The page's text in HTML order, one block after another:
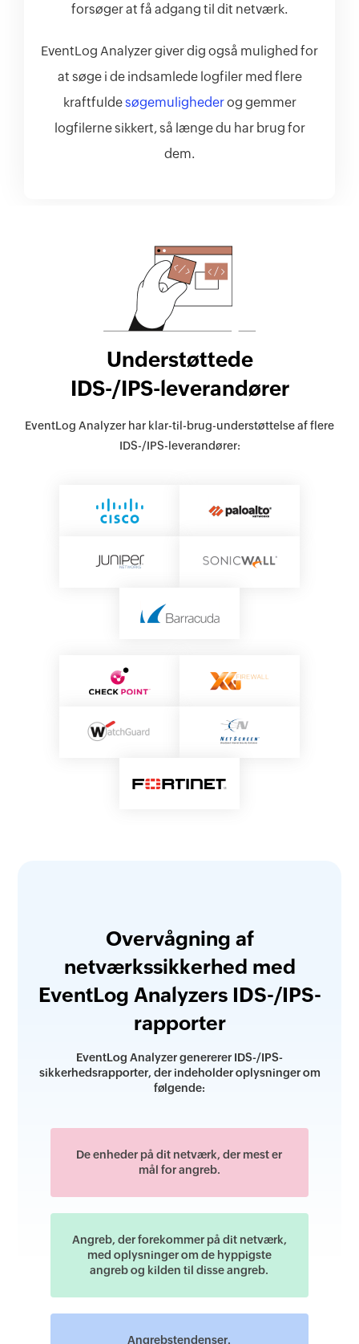
forsøger at få adgang til dit netværk.
EventLog Analyzer giver dig også mulighed for
at søge i de indsamlede logfiler med flere
kraftfuldesøgemulighederog gemmer
logfilerne sikkert, så længe du har brug for
dem.
Understøttede
IDS-/IPS-leverandører
EventLog Analyzer har klar-til-brug-understøttelse af flere
IDS-/IPS-leverandører:
Overvågning af
netværkssikkerhed med
EventLog Analyzers IDS-/IPS-
rapporter
EventLog Analyzer genererer IDS-/IPS-
sikkerhedsrapporter, der indeholder oplysninger om
følgende:
De enheder på dit netværk, der mest er
mål for angreb.
Angreb, der forekommer på dit netværk,
med oplysninger om de hyppigste
angreb og kilden til disse angreb.
Angrebstendenser.